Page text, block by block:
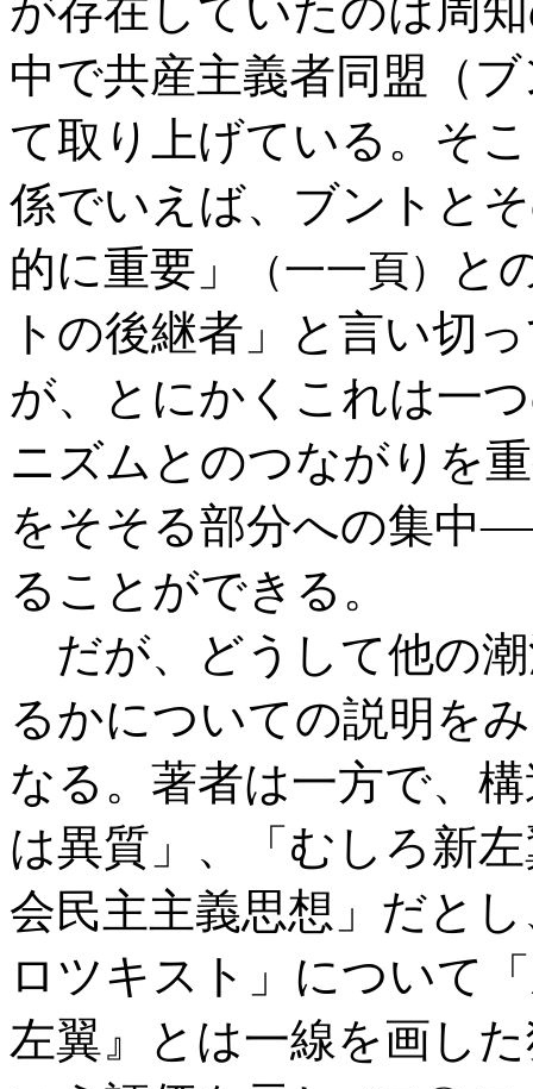
が存在していたのは周
中で共産主義者同盟（
て取り上げている。そ
係でいえば、ブントと
的に重要」
（一一頁）
と
トの後継者」と言い切
が、とにかくこれは一
ニズムとのつながりを
をそそる部分への集中
ることができる。
だが、どうして他の
るかについての説明を
なる。著者は一方で、
は異質」、「むしろ新
会民主主義思想」だと
ロツキスト」について
左翼』とは一線を画し